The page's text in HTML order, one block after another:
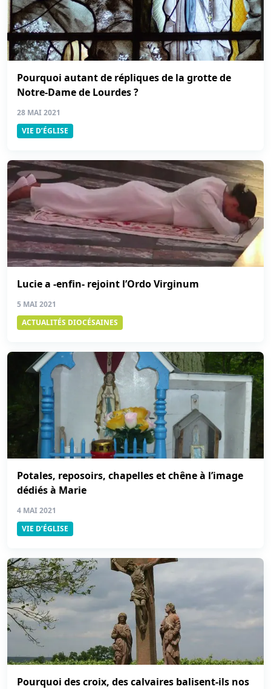
Pourquoi autant de répliques de la grotte de
Notre-Dame de Lourdes ?
28 MAI 2021
VIE D’ÉGLISE
Lucie a -enfin- rejoint l’Ordo Virginum
5 MAI 2021
ACTUALITÉS DIOCÉSAINES
Potales, reposoirs, chapelles et chêne à l’image
dédiés à Marie
4 MAI 2021
VIE D’ÉGLISE
Pourquoi des croix, des calvaires balisent-ils nos